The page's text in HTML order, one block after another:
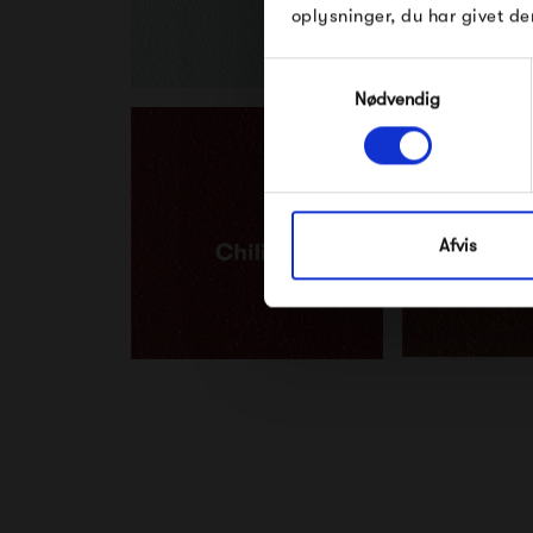
oplysninger, du har givet
Nødvendig
Afvis